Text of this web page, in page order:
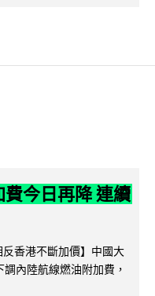
今日再降 連續
反香港不斷加價】中國大
內陸航線燃油附加費，